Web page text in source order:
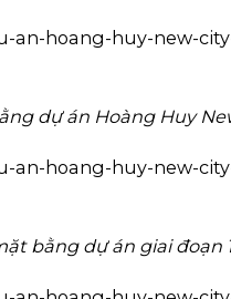
dự án Hoàng Huy
bằng dự án giai đoạn